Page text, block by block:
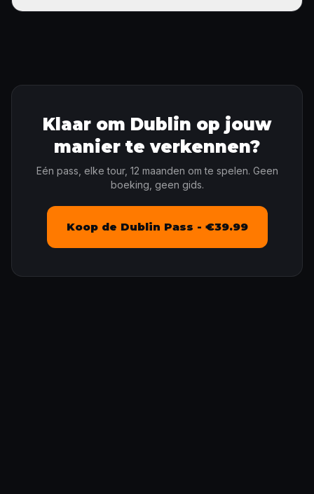
Klaar om Dublin op jouw
manier te verkennen?
Eén pass, elke tour, 12 maanden om te spelen. Geen
boeking, geen gids.
Koop de Dublin Pass - €39.99